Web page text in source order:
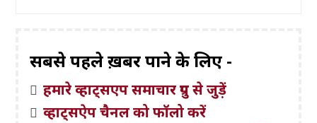
सबसे पहले ख़बरें पाने के लिए -
हमारे व्हाट्सएप समाचार ग्रुप से जुड़ें
व्हाट्सऐप चैनल को फॉलो करें